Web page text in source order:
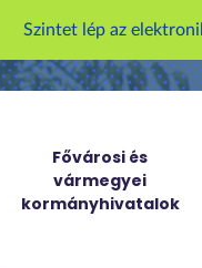
Szintet lép az
Fővárosi és
vármegyei
kormányhivatalok